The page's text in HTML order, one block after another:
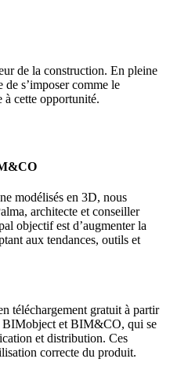
de la construction. En pleine
de s’imposer comme le
à cette opportunité.
modélisés en 3D, nous
architecte et conseiller
objectif est d’augmenter la
aux tendances, outils et
téléchargement gratuit à partir
BIMobject et BIM&CO, qui se
et distribution. Ces
correcte du produit.